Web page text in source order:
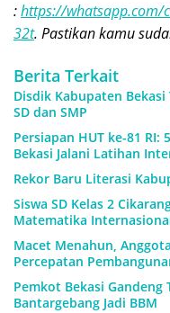
:https://whatsapp.com/
32t. Pastikan kamu
Berita Terkait
Disdik Kabupaten
SD dan SMP
Persiapan HUT ke-81
Bekasi Jalani Latihan
Rekor Baru Literasi
Siswa SD Kelas 2
Matematika
Macet Menahun,
Percepatan
Pemkot Bekasi Gandeng
Bantargebang Jadi BBM